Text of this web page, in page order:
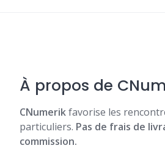
À propos de
CNumerikfavorise les
particuliers. Pas de frais de
commission.